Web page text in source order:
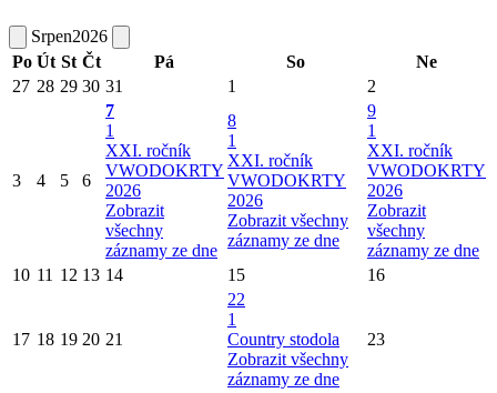
Srpen2026
Po Út St Čt Pá So
Ne
27 28 29 30 31 1 2
3 4 5 6
7
1
XXI. ročník
VWODOKRTY
2026
Zobrazit
všechny
záznamy ze dne
8
1
XXI. ročník
VWODOKRTY
2026
Zobrazit všechny
záznamy ze dne
9
1
XXI. ročník
VWODOKRTY
2026
Zobrazit
všechny
záznamy ze dne
10 11 12 13 14 15 16
17 18 19 20 21
22
1
Country stodola
Zobrazit všechny
záznamy ze dne
23